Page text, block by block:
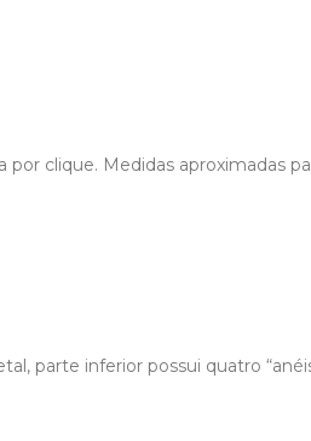
clique. Medidas aproximadas
parte inferior possui quatro